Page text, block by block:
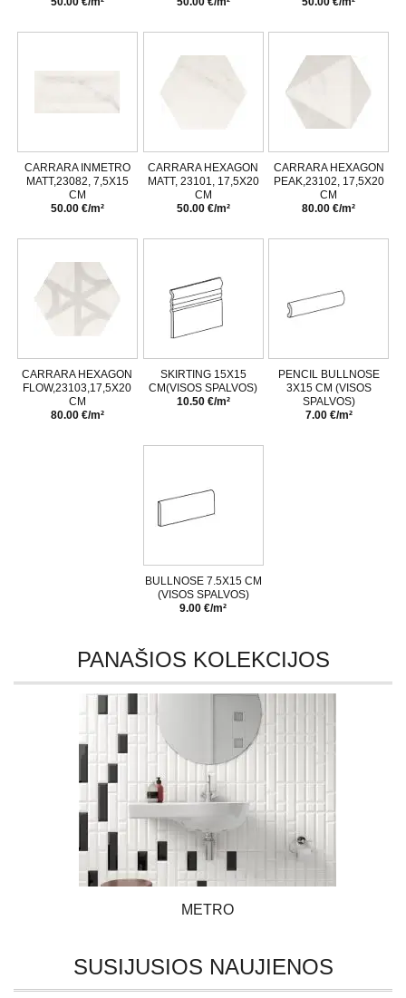
CARRARA INMETRO
MATT,23082, 7,5X15
CM
50.00 €/m²
CARRARA HEXAGON
MATT, 23101, 17,5X20
CM
50.00 €/m²
CARRARA HEXAGON
PEAK,23102, 17,5X20
CM
80.00 €/m²
CARRARA HEXAGON
FLOW,23103,17,5X20
CM
80.00 €/m²
SKIRTING 15X15
CM(VISOS SPALVOS)
10.50 €/m²
PENCIL BULLNOSE
3X15 CM (VISOS
SPALVOS)
7.00 €/m²
BULLNOSE 7.5X15 CM
(VISOS SPALVOS)
9.00 €/m²
PANAŠIOS KOLEKCIJOS
METRO
SUSIJUSIOS NAUJIENOS